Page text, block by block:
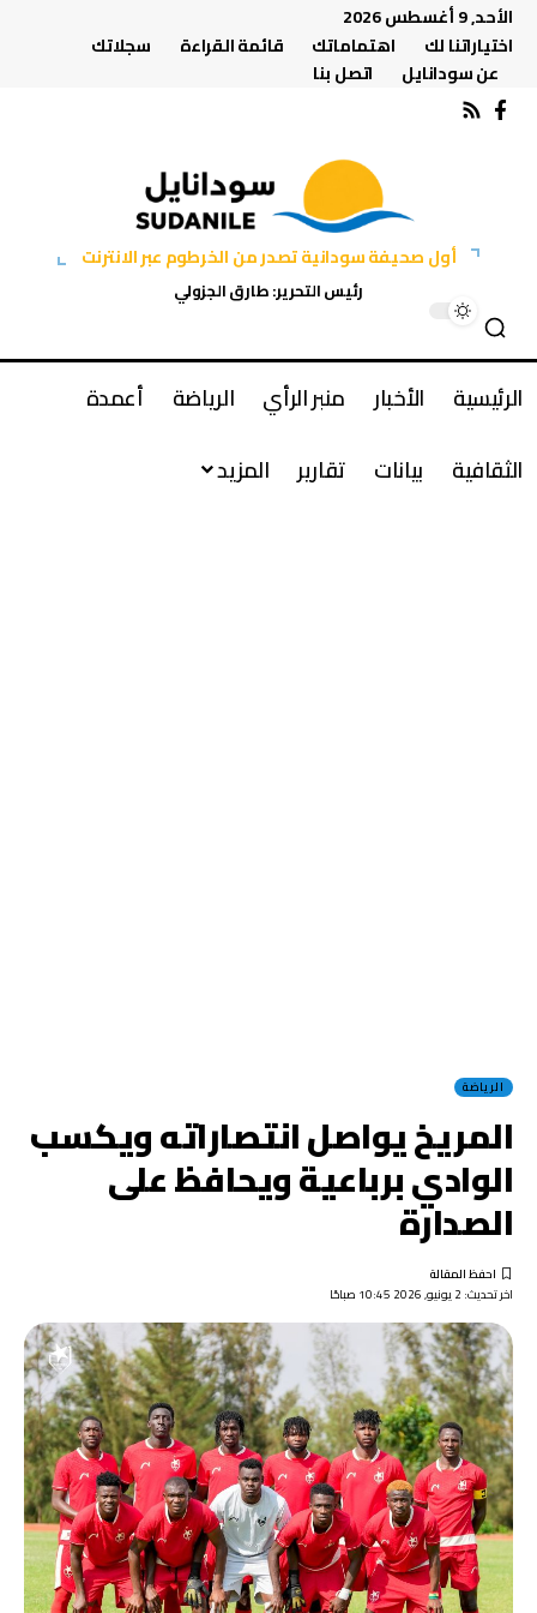
الأحد, 9 أغسطس 2026
اختياراتنا لك
اهتماماتك قائمة القراءة
سجلاتك
عن سودانايل
اتصل بنا
أول صحيفة سودانية تصدر من الخرطوم عبر الانترنت
رئيس التحرير: طارق الجزولي
الرئيسية الأخبار منبر الرأي الرياضة
أعمدة
الثقافية
بيانات تقارير المزيد
الرياضة
المريخ يواصل انتصاراته ويكسب
الوادي برباعية ويحافظ على
الصدارة
اخر تحديث: 2 يونيو, 2026 10:45 صباحًا